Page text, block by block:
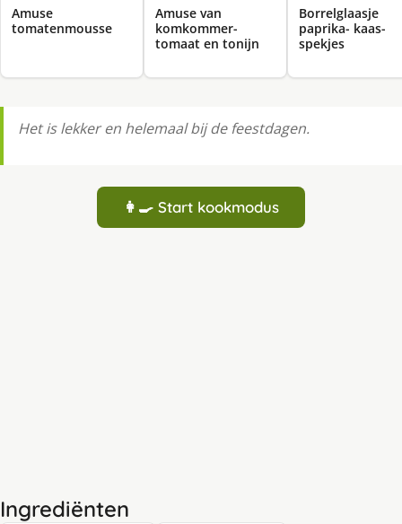
Amuse
tomatenmousse
Amuse van
komkommer-
tomaat en tonijn
Borrelglaasje
paprika- kaas-
spekjes
Het is lekker en helemaal bij de feestdagen.
👩‍🍳 Start kookmodus
Ingrediënten